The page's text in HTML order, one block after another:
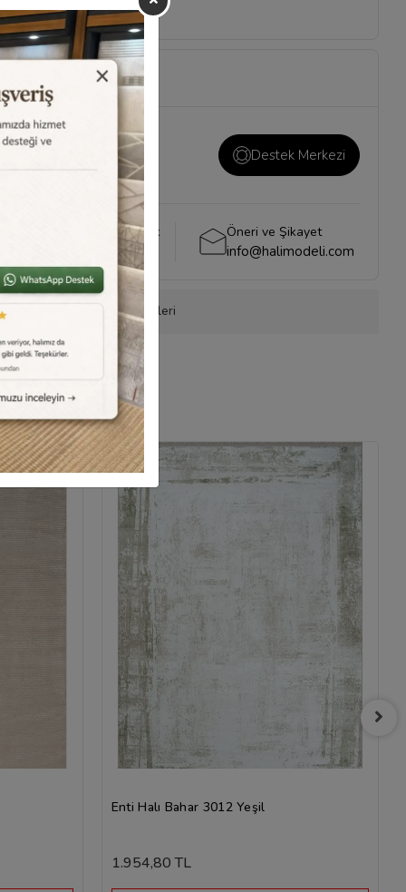
önemli konuların
Destek Merkezi
Whatsapp Destek
0540 001 51 51
Öneri ve Şikayet
info@halimodeli.com
Sipariş Ürün Önerileri
Enti Halı Bahar 3012 Yeşil
1.954,80 TL